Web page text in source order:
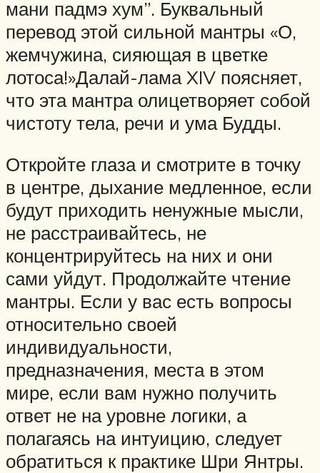
мани падмэ хум”. Буквальный
перевод этой сильной мантры «О,
жемчужина, сияющая в цветке
лотоса!»Далай-лама XIV поясняет,
что эта мантра олицетворяет собой
чистоту тела, речи и ума Будды.
Откройте глаза и смотрите в точку
в центре, дыхание медленное, если
будут приходить ненужные мысли,
не расстраивайтесь, не
концентрируйтесь на них и они
сами уйдут. Продолжайте чтение
мантры. Если у вас есть вопросы
относительно своей
индивидуальности,
предназначения, места в этом
мире, если вам нужно получить
ответ не на уровне логики, а
полагаясь на интуицию, следует
обратиться к практике Шри Янтры.